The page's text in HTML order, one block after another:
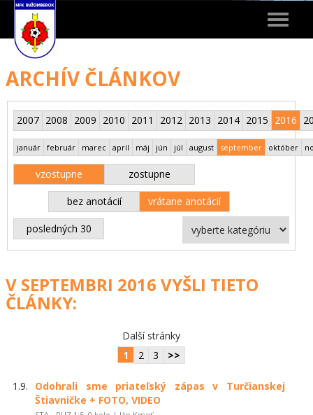
Toggle
ARCHÍV ČLÁNKOV
2007 2008 2009 2010 2011 2012 2013 2014 2015 2016
január február marec apríl máj jún júl august september október
vzostupne zostupne
bez anotácií vrátane anotácií
posledných 30
V SEPTEMBRI 2016 VYŠLI TIETO
ČLÁNKY:
Další stránky
1
2 3 >>
1.9.
Odohrali sme priateľský zápas v Turčianskej
Štiavničke + FOTO, VIDEO